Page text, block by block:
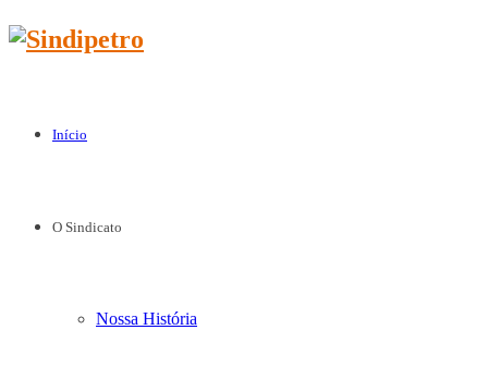
Início
O Sindicato
Nossa História